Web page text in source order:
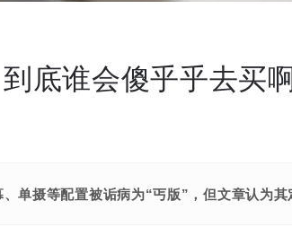
底谁会傻乎乎去买
单摄等配置被诟病为“丐版”，但文章认为